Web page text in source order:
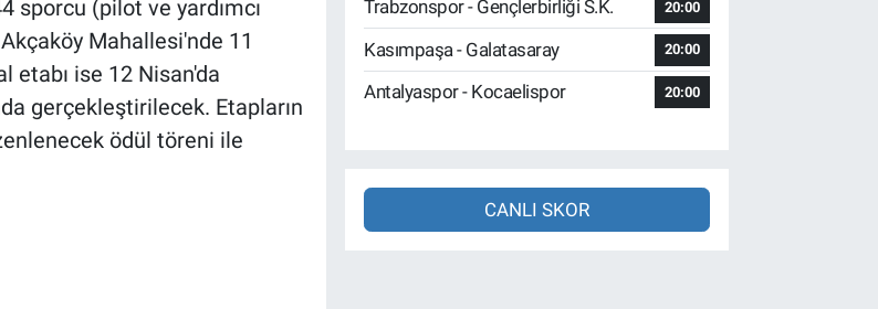
sporcu (pilot ve yardımcı
Mahallesi'nde 11
etabı ise 12 Nisan'da
gerçekleştirilecek. Etapların
ödül töreni ile
Trabzonspor - Gençlerbirliği S.K. 20:00
Kasımpaşa - Galatasaray 20:00
Antalyaspor - Kocaelispor 20:00
CANLI SKOR